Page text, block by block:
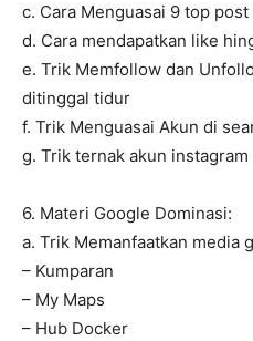
c. Cara Menguasai 9 top post
d. Cara mendapatkan like
e. Trik Memfollow dan
ditinggal tidur
f. Trik Menguasai Akun di
g. Trik ternak akun
6. Materi Google Dominasi:
a. Trik Memanfaatkan media
– Kumparan
– My Maps
– Hub Docker